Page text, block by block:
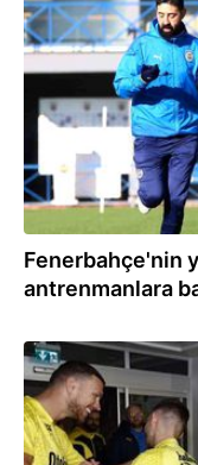
14.01.2024
Fenerbahçe'nin
antrenmanlara
12.01.2024